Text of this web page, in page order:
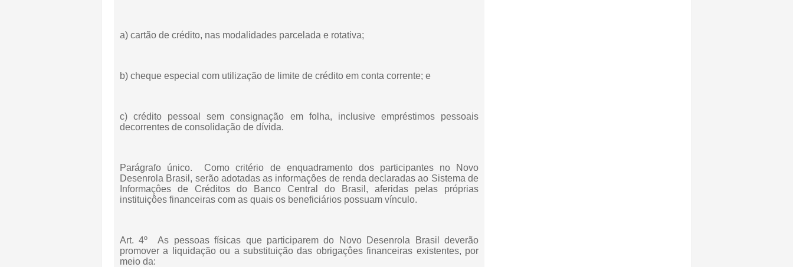
a) cartão de crédito, nas modalidades parcelada e rotativa;
b) cheque especial com utilização de limite de crédito em conta corrente; e
c) crédito pessoal sem consignação em folha, inclusive empréstimos pessoais
decorrentes de consolidação de dívida.
Parágrafo único. Como critério de enquadramento dos participantes no Novo
Desenrola Brasil, serão adotadas as informaçôes de renda declaradas ao Sistema de
Informaçôes de Créditos do Banco Central do Brasil, aferidas pelas próprias
instituiçôes financeiras com as quais os beneficiários possuam vínculo.
Art. 4º As pessoas físicas que participarem do Novo Desenrola Brasil deverão
promover a liquidação ou a substituição das obrigaçôes financeiras existentes, por
meio da: